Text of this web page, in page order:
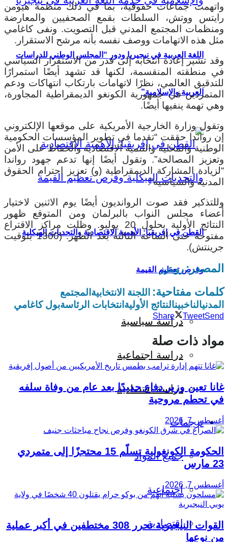
اللغة العربية في نيجيريا ودور “المجلس الوطني للدراسات
العربية والإسلامية”
القطن في إفريقيا: الأهمية الاقتصادية والتحديات الهيكلية
وفرص تعظيم القيمة
دراسة سياسية
دراسة اجتماعية
دراسة اقتصادية
ترجمات
جميع المواد
اجتماعية
اقتصادية
واتهمت جماعات حقوقية، بما في ذلك منظمة هيومن
رايتس ووتش، السلطات بقمع الصحفيين والمعارضة
ومنظمات المجتمع المدني قبل التصويت. ونفى كاغامي
مثل هذه الاتهامات ووصف نفسه بأنه مرشح الاستقرار.
وقد تشير إعادة انتخابه إلى قدر من الاستقرار السياسي
في منطقته المنقسمة، لكنها قد تشهد أيضًا استمرارًا
للتدقيق العالمي، نظرًا لاتهامات بارتكاب انتهاكات ودعم
المتمردين في جمهورية الكونغو الديمقراطية المجاورة،
وهي تهمة ينفيها أيضًا.
وتقول وزارة الخارجية الأمريكية على موقعها الإلكتروني
إن رواندا حققت “تقدما في تطوير المؤسسات الحكومية
الوطنية والمحلية والتنمية الاقتصادية والحفاظ على الأمن
وتعزيز المصالحة”. وتقول أيضًا إنها تدعم جهود رواندا
“لزيادة المشاركة الديمقراطية (و) تعزيز احترام الحقوق
المدنية والسياسية”.
وللتذكير فقد صوت الروانديون أيضًا يوم الاثنين لاختيار
أعضاء مجلس النواب بالبرلمان ومن المتوقع ظهور
النتائج الأولية بحلول 20 يوليو. وظلت مراكز الاقتراع
مفتوحة حتى الساعة الثالثة بعد الظهر. (1300 بتوقيت
جرينتش).
المصدر:رويترز
كلمات مفتاحية: اللجنة الانتخابية المجتمع
المدنيالناخبينالنتائج الأولية انتخابات الرئاسةبول كاغامي
Share TweetSend
مواد ذات صلة
غانا تعين وزير دفاع جديدًا بعد عام من وفاة سلفه
في تحطم مروحية
أغسطس 7, 2026
الحكومة الكونغولية تسلّم 15 محتجزًا إلى متمردي
23 مارس
أغسطس 7, 2026
القوات النيجيرية تحرر 308 مختطفين في أكبر عملية
من نوعها